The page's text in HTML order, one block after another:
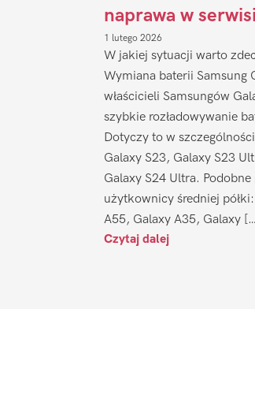
naprawa w
1 lutego 2026
W jakiej sytuacji warto
Wymiana baterii Samsung
właścicieli Samsungów
szybkie rozładowywanie
Dotyczy to w
Galaxy S23, Galaxy S23
Galaxy S24 Ultra.
użytkownicy średniej
A55, Galaxy A35, Galaxy
Czytaj dalej